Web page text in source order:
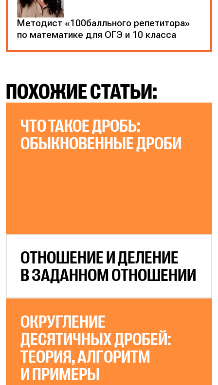
Методист «100балльного репетитора»
по математике для ОГЭ и 10 класса
ПОХОЖИЕ СТАТЬИ:
ЧТО ТАКОЕ ДРОБЬ:
ОБЫКНОВЕННЫЕ ДРОБИ
ОТНОШЕНИЕ И ДЕЛЕНИЕ
В ЗАДАННОМ ОТНОШЕНИИ
ОКРУГЛЕНИЕ
ДЕСЯТИЧНЫХ ДРОБЕЙ:
ТЕОРИЯ, АЛГОРИТМ
И ПРИМЕРЫ